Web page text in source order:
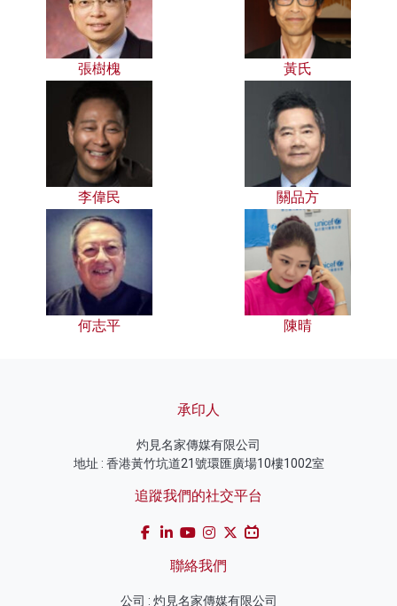
張樹槐 黃氏
李偉民 關品方
何志平 陳晴
承印人
灼見名家傳媒有限公司
地址 : 香港黃竹坑道21號環匯廣場10樓1002室
追蹤我們的社交平台
聯絡我們
公司 : 灼見名家傳媒有限公司